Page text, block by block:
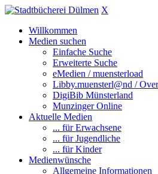
X
Willkommen
Medien suchen
Einfache Suche
Erweiterte Suche
eMedien / muensterload
Libby.muensterl@nd /
DigiBib Münsterland
Munzinger Online
Aktuelle Medien
... für Erwachsene
... für Jugendliche
... für Kinder
Medienwünsche
Allgemeine Informationen